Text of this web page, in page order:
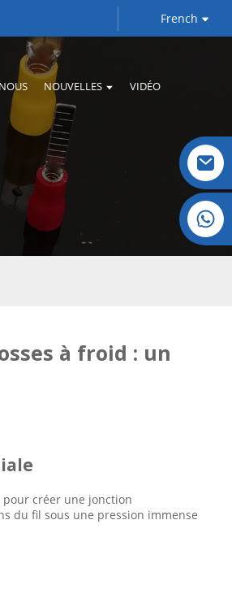
French
NOUVELLES VIDÉO
Cristal : +86 19032081821
à froid : un
créer une jonction
du fil sous une pression immense